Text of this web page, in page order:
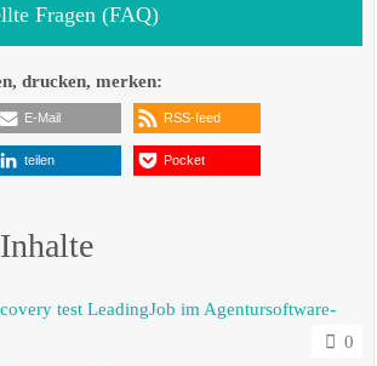
Fragen (FAQ)
drucken, merken:
E-Mail RSS-feed
teilen Pocket
0